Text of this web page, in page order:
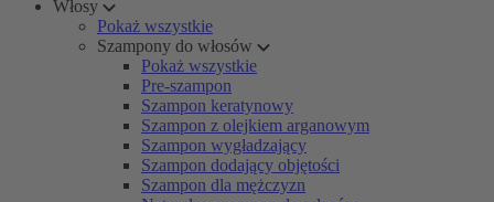
Włosy
Pokaż wszystkie
Szampony do włosów
Pokaż wszystkie
Pre-szampon
Szampon keratynowy
Szampon z olejkiem arganowym
Szampon wygładzający
Szampon dodający objętości
Szampon dla mężczyzn